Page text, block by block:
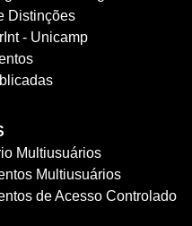
Distinções
- Unicamp
Multiusuários
Multiusuários
de Acesso Controlado